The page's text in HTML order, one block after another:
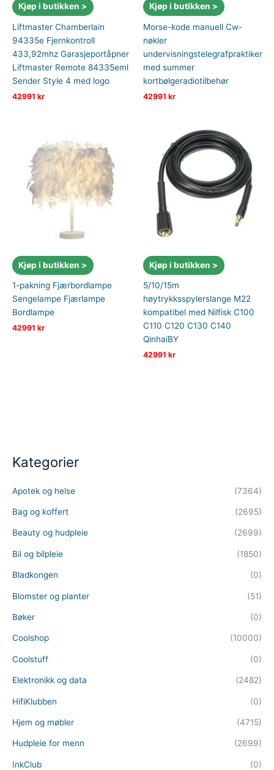
Kjøp i butikken >
Liftmaster Chamberlain
94335e Fjernkontroll
433,92mhz Garasjeportåpner
Liftmaster Remote 84335eml
Sender Style 4 med logo
42991 kr
Kjøp i butikken >
Morse-kode manuell Cw-
nøkler
undervisningstelegrafpraktiker
med summer
kortbølgeradiotilbehør
42991 kr
Kjøp i butikken >
1-pakning Fjærbordlampe
Sengelampe Fjærlampe
Bordlampe
42991 kr
Kjøp i butikken >
5/10/15m
høytrykksspylerslange M22
kompatibel med Nilfisk C100
C110 C120 C130 C140
QinhaiBY
42991 kr
Kategorier
Apotek og helse (7364)
Bag og koffert (2695)
Beauty og hudpleie (2699)
Bil og bilpleie (1850)
Bladkongen (0)
Blomster og planter (51)
Bøker (0)
Coolshop (10000)
Coolstuff (0)
Elektronikk og data (2482)
HifiKlubben (0)
Hjem og møbler (4715)
Hudpleie for menn (2699)
InkClub (0)